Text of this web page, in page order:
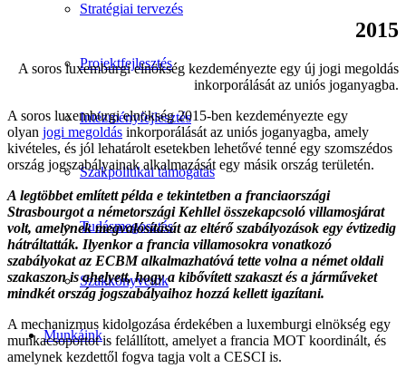
Stratégiai tervezés
Projektfejlesztés
Intézményfejlesztés
Szakpolitikai támogatás
Tudásmegosztás
Szakkönyveink
Munkáink
2015
A soros luxemburgi elnökség kezdeményezte egy új jogi megoldás
inkorporálását az uniós joganyagba.
A soros luxemburgi elnökség 2015-ben kezdeményezte egy
olyan jogi megoldás inkorporálását az uniós joganyagba, amely
kivételes, és jól lehatárolt esetekben lehetővé tenné egy szomszédos
ország jogszabályainak alkalmazását egy másik ország területén.
A legtöbbet említett példa e tekintetben a franciaországi
Strasbourgot a németországi Kehllel összekapcsoló villamosjárat
volt, amelynek megvalósítását az eltérő szabályozások egy évtizedig
hátráltatták. Ilyenkor a francia villamosokra vonatkozó
szabályokat az ECBM alkalmazhatóvá tette volna a német oldali
szakaszon is ahelyett, hogy a kibővített szakaszt és a járműveket
mindkét ország jogszabályaihoz hozzá kellett igazítani.
A mechanizmus kidolgozása érdekében a luxemburgi elnökség egy
munkacsoportot is felállított, amelyet a francia MOT koordinált, és
amelynek kezdettől fogva tagja volt a CESCI is.